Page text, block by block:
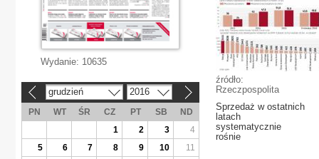
źródło:
Rzeczpospolita
Sprzedaż w ostatnich
latach
systematycznie
rośnie
Wydanie: 10635
grudzień 2016
PN WT ŚR CZ PT SB
ND
1
2 3
4
5
6 7 8 9 10
11